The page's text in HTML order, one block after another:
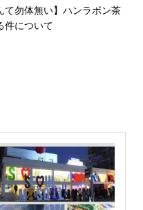
て勿体無い】ハンラボン茶
件について